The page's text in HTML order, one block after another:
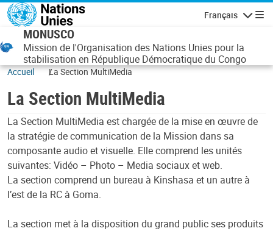
Aller au contenu principal
Français
MONUSCO
Mission de l'Organisation des Nations Unies pour la
stabilisation en République Démocratique du Congo
Accueil La Section MultiMedia
La Section MultiMedia
La Section MultiMedia est chargée de la mise en œuvre de
la stratégie de communication de la Mission dans sa
composante audio et visuelle. Elle comprend les unités
suivantes: Vidéo – Photo – Media sociaux et web.
La section comprend un bureau à Kinshasa et un autre à
l’est de la RC à Goma.
La section met à la disposition du grand public ses produits